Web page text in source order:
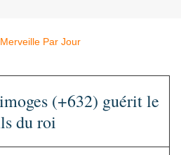
(+632) guérit le
du roi